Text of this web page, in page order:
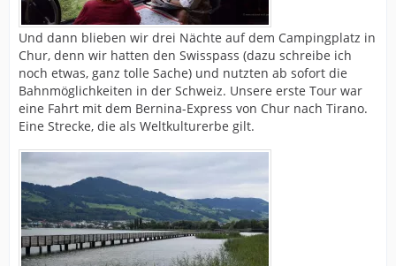
Und dann blieben wir drei Nächte auf dem Campingplatz in
Chur, denn wir hatten den Swisspass (dazu schreibe ich
noch etwas, ganz tolle Sache) und nutzten ab sofort die
Bahnmöglichkeiten in der Schweiz. Unsere erste Tour war
eine Fahrt mit dem Bernina-Express von Chur nach Tirano.
Eine Strecke, die als Weltkulturerbe gilt.